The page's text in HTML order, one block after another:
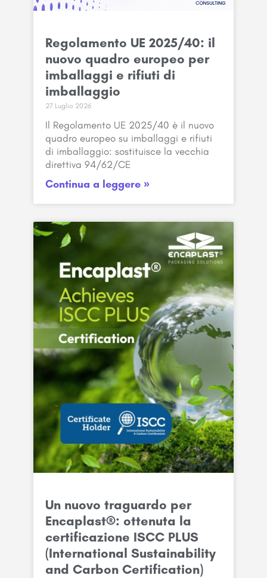
Regolamento UE 2025/40: il
nuovo quadro europeo per
imballaggi e rifiuti di
imballaggio
27 Luglio 2026
Il Regolamento UE 2025/40 è il nuovo
quadro europeo su imballaggi e rifiuti
di imballaggio: sostituisce la vecchia
direttiva 94/62/CE
Continua a leggere »
Un nuovo traguardo per
Encaplast®: ottenuta la
certificazione ISCC PLUS
(International Sustainability
and Carbon Certification)